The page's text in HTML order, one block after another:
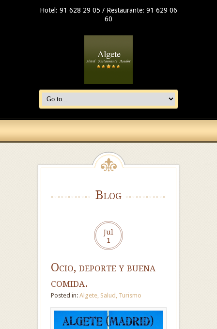
Hotel: 91 628 29 05 / Restaurante: 91 629 06
60
Blog
Jul
1
Ocio, deporte y buena
comida.
Posted in: Algete, Salud , Turismo